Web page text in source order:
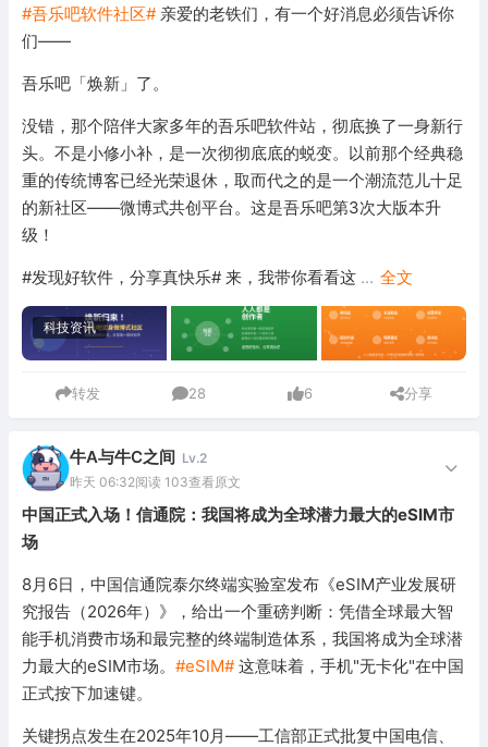
#吾乐吧软件社区#亲爱的老铁们，有一个好消息必须告诉你
们——
吾乐吧「焕新」了。
没错，那个陪伴大家多年的吾乐吧软件站，彻底换了一身新行
头。不是小修小补，是一次彻彻底底的蜕变。以前那个经典稳
重的传统博客已经光荣退休，取而代之的是一个潮流范儿十足
的新社区——微博式共创平台。这是吾乐吧第3次大版本升
级！
#发现好软件，分享真快乐# 来，我带你看看这 ... 全文
科技资讯
转发 28 6 分享
牛A与牛C之间 Lv.2
昨天 06:32阅读 103查看原文
中国正式入场！信通院：我国将成为全球潜力最大的eSIM市
场
8月6日，中国信通院泰尔终端实验室发布《eSIM产业发展研
究报告（2026年）》，给出一个重磅判断：凭借全球最大智
能手机消费市场和最完整的终端制造体系，我国将成为全球潜
力最大的eSIM市场。 #eSIM#这意味着，手机"无卡化"在中国
正式按下加速键。
关键拐点发生在2025年10月——工信部正式批复中国电信、